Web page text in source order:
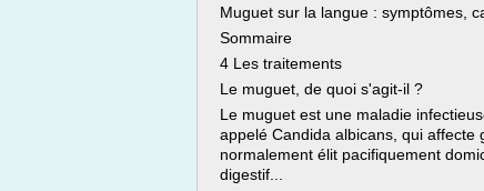
Muguet sur la langue : symptômes,
Sommaire
4 Les traitements
Le muguet, de quoi s'agit-il ?
Le muguet est une maladie
appelé Candida albicans, qui
normalement élit pacifiquement
digestif...